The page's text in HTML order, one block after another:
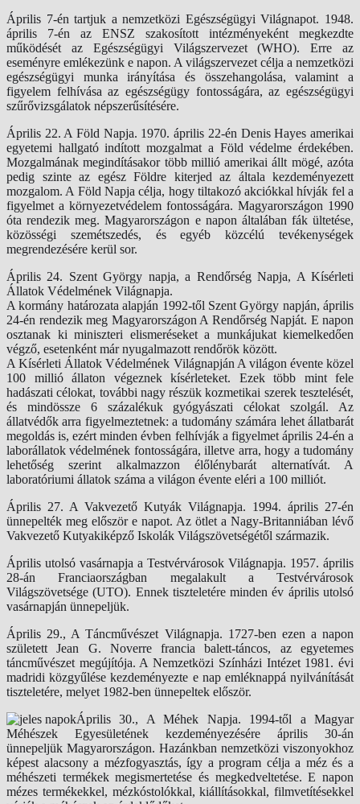
Április 7-én tartjuk a nemzetközi Egészségügyi Világnapot. 1948.
április 7-én az ENSZ szakosított intézményeként megkezdte
működését az Egészségügyi Világszervezet (WHO). Erre az
eseményre emlékezünk e napon. A világszervezet célja a nemzetközi
egészségügyi munka irányítása és összehangolása, valamint a
figyelem felhívása az egészségügy fontosságára, az egészségügyi
szűrővizsgálatok népszerűsítésére.
Április 22. A Föld Napja. 1970. április 22-én Denis Hayes amerikai
egyetemi hallgató indított mozgalmat a Föld védelme érdekében.
Mozgalmának megindításakor több millió amerikai állt mögé, azóta
pedig szinte az egész Földre kiterjed az általa kezdeményezett
mozgalom. A Föld Napja célja, hogy tiltakozó akciókkal hívják fel a
figyelmet a környezetvédelem fontosságára. Magyarországon 1990
óta rendezik meg. Magyarországon e napon általában fák ültetése,
közösségi szemétszedés, és egyéb közcélú tevékenységek
megrendezésére kerül sor.
Április 24. Szent György napja, a Rendőrség Napja, A Kísérleti
Állatok Védelmének Világnapja.
A kormány határozata alapján 1992-től Szent György napján, április
24-én rendezik meg Magyarországon A Rendőrség Napját. E napon
osztanak ki miniszteri elismeréseket a munkájukat kiemelkedően
végző, esetenként már nyugalmazott rendőrök között.
A Kísérleti Állatok Védelmének Világnapján A világon évente közel
100 millió állaton végeznek kísérleteket. Ezek több mint fele
hadászati célokat, további nagy részük kozmetikai szerek tesztelését,
és mindössze 6 százalékuk gyógyászati célokat szolgál. Az
állatvédők arra figyelmeztetnek: a tudomány számára lehet állatbarát
megoldás is, ezért minden évben felhívják a figyelmet április 24-én a
laborállatok védelmének fontosságára, illetve arra, hogy a tudomány
lehetőség szerint alkalmazzon élőlénybarát alternatívát. A
laboratóriumi állatok száma a világon évente eléri a 100 milliót.
Április 27. A Vakvezető Kutyák Világnapja. 1994. április 27-én
ünnepelték meg először e napot. Az ötlet a Nagy-Britanniában lévő
Vakvezető Kutyakiképző Iskolák Világszövetségétől származik.
Április utolsó vasárnapja a Testvérvárosok Világnapja. 1957. április
28-án Franciaországban megalakult a Testvérvárosok
Világszövetsége (UTO). Ennek tiszteletére minden év április utolsó
vasárnapján ünnepeljük.
Április 29., A Táncművészet Világnapja. 1727-ben ezen a napon
született Jean G. Noverre francia balett-táncos, az egyetemes
táncművészet megújítója. A Nemzetközi Színházi Intézet 1981. évi
madridi közgyűlése kezdeményezte e nap emléknappá nyilvánítását
tiszteletére, melyet 1982-ben ünnepeltek először.
Április 30., A Méhek Napja. 1994-től a Magyar
Méhészek Egyesületének kezdeményezésére április 30-án
ünnepeljük Magyarországon. Hazánkban nemzetközi viszonyokhoz
képest alacsony a mézfogyasztás, így a program célja a méz és a
méhészeti termékek megismertetése és megkedveltetése. E napon
mézes termékekkel, mézkóstolókkal, kiállításokkal, filmvetítésekkel